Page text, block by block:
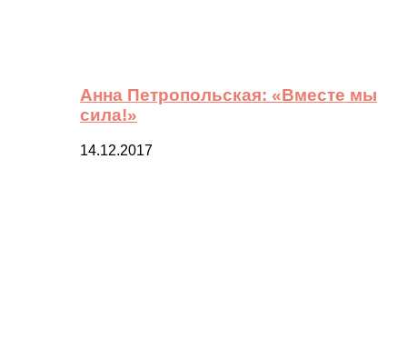
Анна Петропольская: «Вместе мы
сила!»
14.12.2017